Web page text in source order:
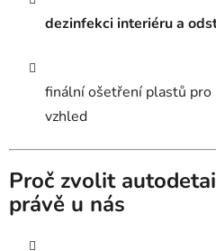
dezinfekci interiéru a
finální ošetření plastů pro
vzhled
Proč zvolit
právě u nás